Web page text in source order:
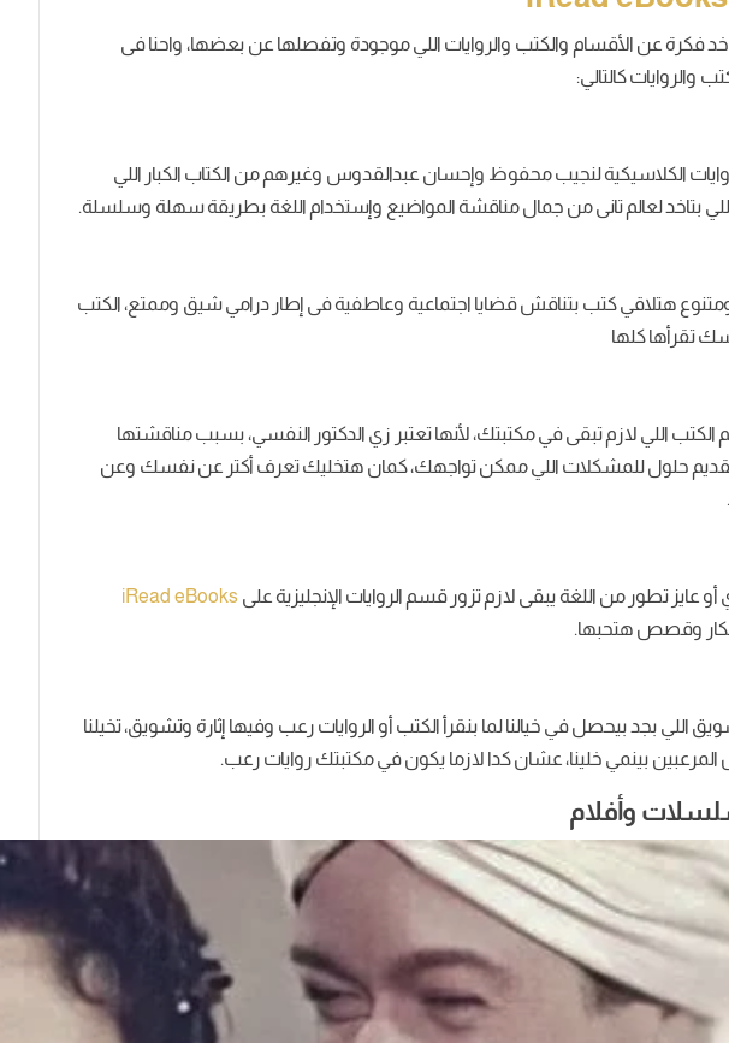
فكرة عن الأقسام والكتب والروايات اللي موجودة وتفصلها عن بعضها، واحنا فى
الكلاسيكية لنجيب محفوظ وإحسان عبدالقدوس وغيرهم من الكتاب الكبار اللي
اللي بتاخد لعالم تانى من جمال مناقشة المواضيع وإستخدام اللغة بطريقة سهلة وسلسلة.
هتلاقي كتب بتناقش قضايا اجتماعية وعاطفية فى إطار درامي شيق وممتع، الكتب
تقرأها كلها
اللي لازم تبقى في مكتبتك، لأنها تعتبر زي الدكتور النفسي، بسبب مناقشتها
حلول للمشكلات اللي ممكن تواجهك، كمان هتخليك تعرف أكتر عن نفسك وعن
عايز تطور من اللغة يبقى لازم تزور قسم الروايات الإنجليزية على iRead eBooks
وقصص هتحبها.
اللي بجد بيحصل في خيالنا لما بنقرأ الكتب أو الروايات رعب وفيها إثارة وتشويق، تخيلنا
بينمي خلينا، عشان كدا لازما يكون في مكتبتك روايات رعب.
وأفلام